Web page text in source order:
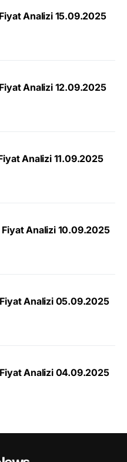
Analizi 15.09.2025
Analizi 12.09.2025
Analizi 11.09.2025
Analizi 10.09.2025
Analizi 05.09.2025
Analizi 04.09.2025